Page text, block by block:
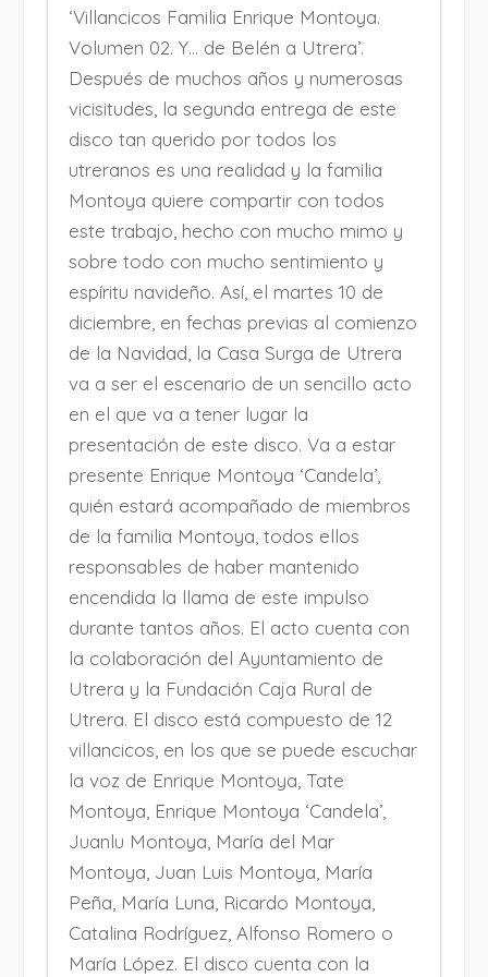
‘Villancicos Familia Enrique Montoya.
Volumen 02. Y… de Belén a Utrera’.
Después de muchos años y numerosas
vicisitudes, la segunda entrega de este
disco tan querido por todos los
utreranos es una realidad y la familia
Montoya quiere compartir con todos
este trabajo, hecho con mucho mimo y
sobre todo con mucho sentimiento y
espíritu navideño. Así, el martes 10 de
diciembre, en fechas previas al comienzo
de la Navidad, la Casa Surga de Utrera
va a ser el escenario de un sencillo acto
en el que va a tener lugar la
presentación de este disco. Va a estar
presente Enrique Montoya ‘Candela’,
quién estará acompañado de miembros
de la familia Montoya, todos ellos
responsables de haber mantenido
encendida la llama de este impulso
durante tantos años. El acto cuenta con
la colaboración del Ayuntamiento de
Utrera y la Fundación Caja Rural de
Utrera. El disco está compuesto de 12
villancicos, en los que se puede escuchar
la voz de Enrique Montoya, Tate
Montoya, Enrique Montoya ‘Candela’,
Juanlu Montoya, María del Mar
Montoya, Juan Luis Montoya, María
Peña, María Luna, Ricardo Montoya,
Catalina Rodríguez, Alfonso Romero o
María López. El disco cuenta con la